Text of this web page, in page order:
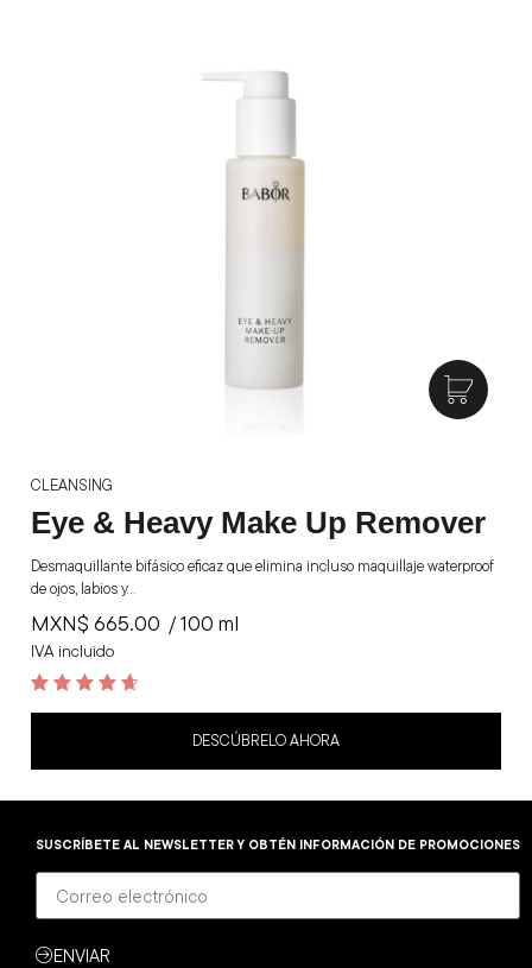
CLEANSING
Eye & Heavy Make Up Remover
Desmaquillante bifásico eficaz que elimina incluso maquillaje waterproof
de ojos, labios y…
MXN$ 665.00
IVA incluido
/ 100 ml
DESCÚBRELO AHORA
SUSCRÍBETE AL NEWSLETTER Y OBTÉN INFORMACIÓN DE PROMOCIONES
ENVIAR